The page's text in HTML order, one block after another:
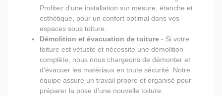
Profitez d'une installation sur mesure, étanche et
esthétique, pour un confort optimal dans vos
espaces sous toiture.
Démolition et évacuation de toiture - Si votre
toiture est vétuste et nécessite une démolition
complète, nous nous chargeons de démonter et
d'évacuer les matériaux en toute sécurité. Notre
équipe assure un travail propre et organisé pour
préparer la pose d'une nouvelle toiture.